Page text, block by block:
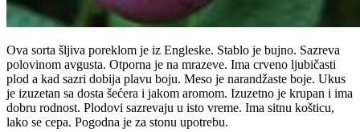
Ova sorta šljiva poreklom je iz Engleske. Stablo je bujno. Sazreva
polovinom avgusta. Otporna je na mrazeve. Ima crveno ljubičasti
plod a kad sazri dobija plavu boju. Meso je narandžaste boje. Ukus
je izuzetan sa dosta šećera i jakom aromom. Izuzetno je krupan i ima
dobru rodnost. Plodovi sazrevaju u isto vreme. Ima sitnu košticu,
lako se cepa. Pogodna je za stonu upotrebu.